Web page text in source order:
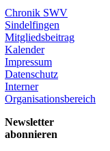
Chronik SWV
Sindelfingen
Mitgliedsbeitrag
Kalender
Impressum
Datenschutz
Interner
Organisationsbereich
Newsletter
abonnieren